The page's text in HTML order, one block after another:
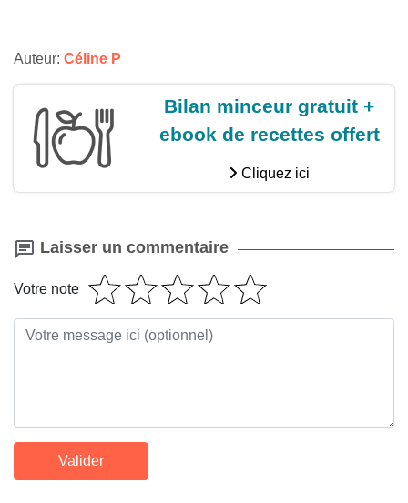
Auteur: Céline P
Bilan minceur gratuit +
ebook de recettes offert
Cliquez ici
Laisser un commentaire
Votre note